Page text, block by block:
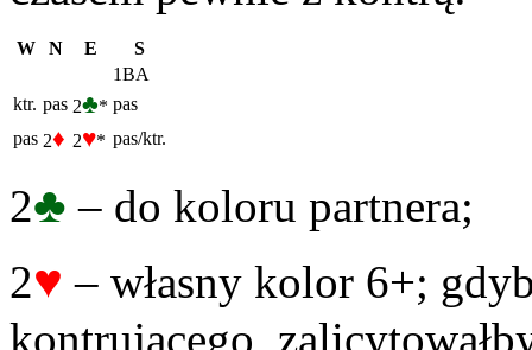
W N E
S
1BA
ktr. pas 2♣* pas
pas 2♦ 2♥* pas/ktr.
2♣ – do koloru partnera;
2♥ – własny kolor 6+;
kontrującego,